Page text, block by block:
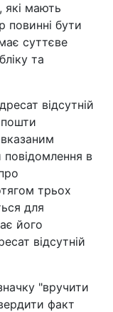
які мають
повинні бути
суттєве
та
відсутній
в
трьох
для
його
відсутній
"вручити
факт